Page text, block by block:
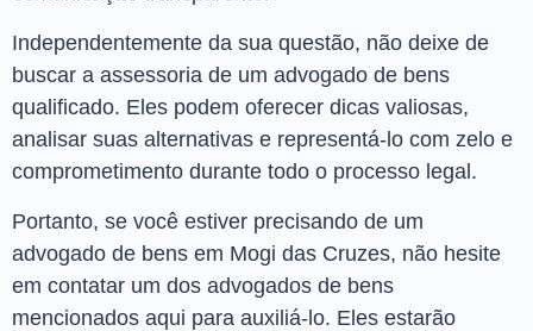
Independentemente da sua questão, não deixe de
buscar a assessoria de um advogado de bens
qualificado. Eles podem oferecer dicas valiosas,
analisar suas alternativas e representá-lo com zelo e
comprometimento durante todo o processo legal.
Portanto, se você estiver precisando de um
advogado de bens em Mogi das Cruzes, não hesite
em contatar um dos advogados de bens
mencionados aqui para auxiliá-lo. Eles estarão